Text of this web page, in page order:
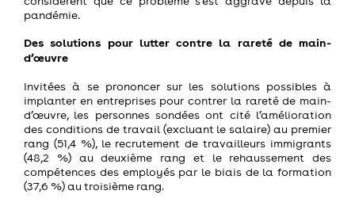
pandémie.
Des solutions pour lutter contre la rareté de main-
d’œuvre
Invitées à se prononcer sur les solutions possibles à
implanter en entreprises pour contrer la rareté de main-
d’œuvre, les personnes sondées ont cité l’amélioration
des conditions de travail (excluant le salaire) au premier
rang (51,4 %), le recrutement de travailleurs immigrants
(48,2 %) au deuxième rang et le rehaussement des
compétences des employés par le biais de la formation
(37,6 %) au troisième rang.